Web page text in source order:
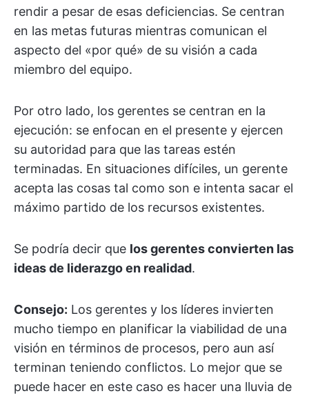
rendir a pesar de esas deficiencias. Se centran
en las metas futuras mientras comunican el
aspecto del «por qué» de su visión a cada
miembro del equipo.
Por otro lado, los gerentes se centran en la
ejecución: se enfocan en el presente y ejercen
su autoridad para que las tareas estén
terminadas. En situaciones difíciles, un gerente
acepta las cosas tal como son e intenta sacar el
máximo partido de los recursos existentes.
Se podría decir que los gerentes convierten las
ideas de liderazgo en realidad.
Consejo: Los gerentes y los líderes invierten
mucho tiempo en planificar la viabilidad de una
visión en términos de procesos, pero aun así
terminan teniendo conflictos. Lo mejor que se
puede hacer en este caso es hacer una lluvia de